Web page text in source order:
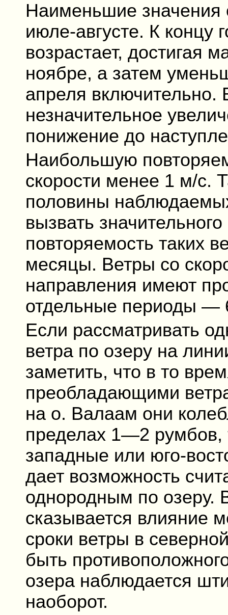
Наименьшие значения
июле-августе. К концу
возрастает, достигая
ноябре, а затем
апреля
незначительное
понижение до
Наибольшую
скорости менее 1 м/с.
половины
вызвать
повторяемость таких
месяцы. Ветры со
направления имеют
отдельные периоды
Если рассматривать
ветра по озеру на
заметить, что в то
преобладающими
на о. Валаам они
пределах 1—2
западные или юго-
дает возможность
однородным по озеру.
сказывается влияние
сроки ветры в
быть
озера наблюдается
наоборот.